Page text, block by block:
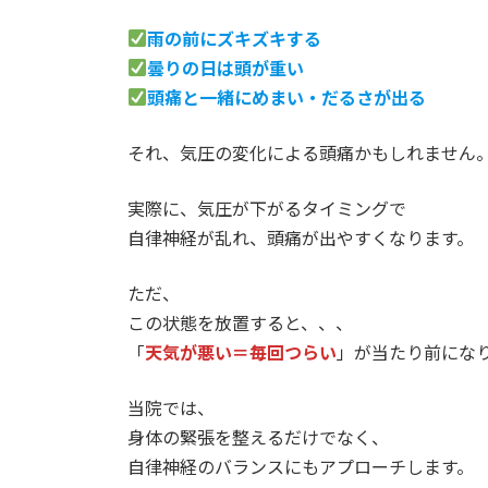
雨の前にズキズキする
曇りの日は頭が重い
頭痛と一緒にめまい・だるさが出る
それ、気圧の変化による頭痛かもしれません。
実際に、気圧が下がるタイミングで
自律神経が乱れ、頭痛が出やすくなります。
ただ、
この状態を放置すると、、、
「天気が悪い＝毎回つらい 」が当たり前にな
当院では、
身体の緊張を整えるだけでなく、
自律神経のバランスにもアプローチします。